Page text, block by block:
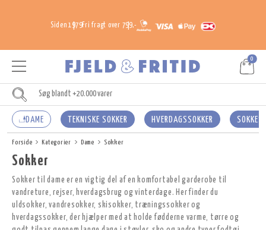
Siden 1979Fri fragt over 799,-
0
DAME TEKNISKE SOKKER HVERDAGSSOKKER
Forside Kategorier Dame Sokker
Sokker
Sokker til dame er en vigtig del af en komfortabel garderobe til
vandreture, rejser, hverdagsbrug og vinterdage. Her finder du
uldsokker, vandresokker, skisokker, træningssokker og
hverdagssokker, der hjælper med at holde fødderne varme, tørre og